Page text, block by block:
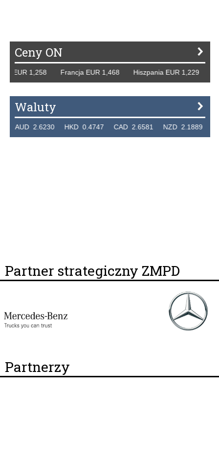
Ceny ON
1,258 Francja EUR 1,468 Hiszpania EUR 1,229 WB
Waluty
2.6230 HKD 0.4747 CAD 2.6581 NZD 2.1889
Partner strategiczny ZMPD
Partnerzy